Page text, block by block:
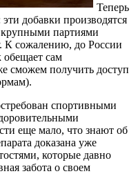
Теперь
добавки производятся
партиями
К сожалению, до России
обещает сам
сможем получить доступ
спортивными
еще мало, что знают об
доказана уже
которые давно
забота о своем